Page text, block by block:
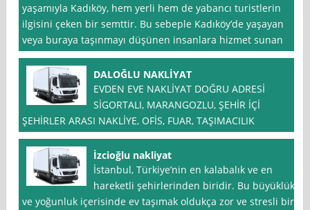
yaşamıyla Kadıköy, hem yerli hem de yabancı turistlerin
ilgisini çeken bir semttir. Bu sebeple Kadıköy’de yaşayan
veya buraya taşınmayı düşünen insanlara hizmet sunan
DALOĞLU NAKLİYAT
EVDEN EVE NAKLİYAT DOĞRU ADRESİ
SİGORTALI, MARANGOZLU, ŞEHİR İÇİ
ŞEHİRLER ARASI NAKLİYE, OFİS, FUAR, TAŞIMACILIK
İzcioğlu nakliyat
İstanbul, Türkiye’nin en kalabalık ve en
hareketli şehirlerinden biridir. Bu büyüklük
ve yoğunluk içerisinde ev taşımak oldukça zor ve stresli bir